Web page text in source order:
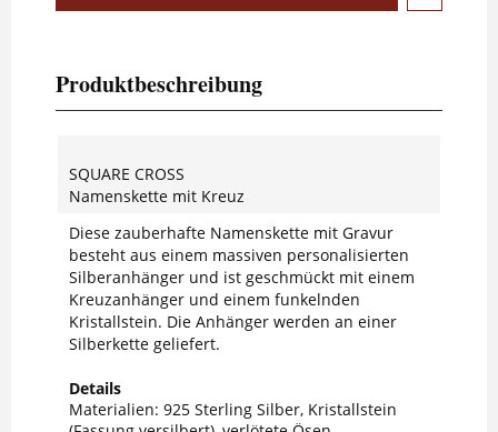
Produktbeschreibung
SQUARE CROSS
Namenskette mit Kreuz
Diese zauberhafte Namenskette mit Gravur
besteht aus einem massiven personalisierten
Silberanhänger und ist geschmückt mit einem
Kreuzanhänger und einem funkelnden
Kristallstein. Die Anhänger werden an einer
Silberkette geliefert.
Details
Materialien: 925 Sterling Silber, Kristallstein